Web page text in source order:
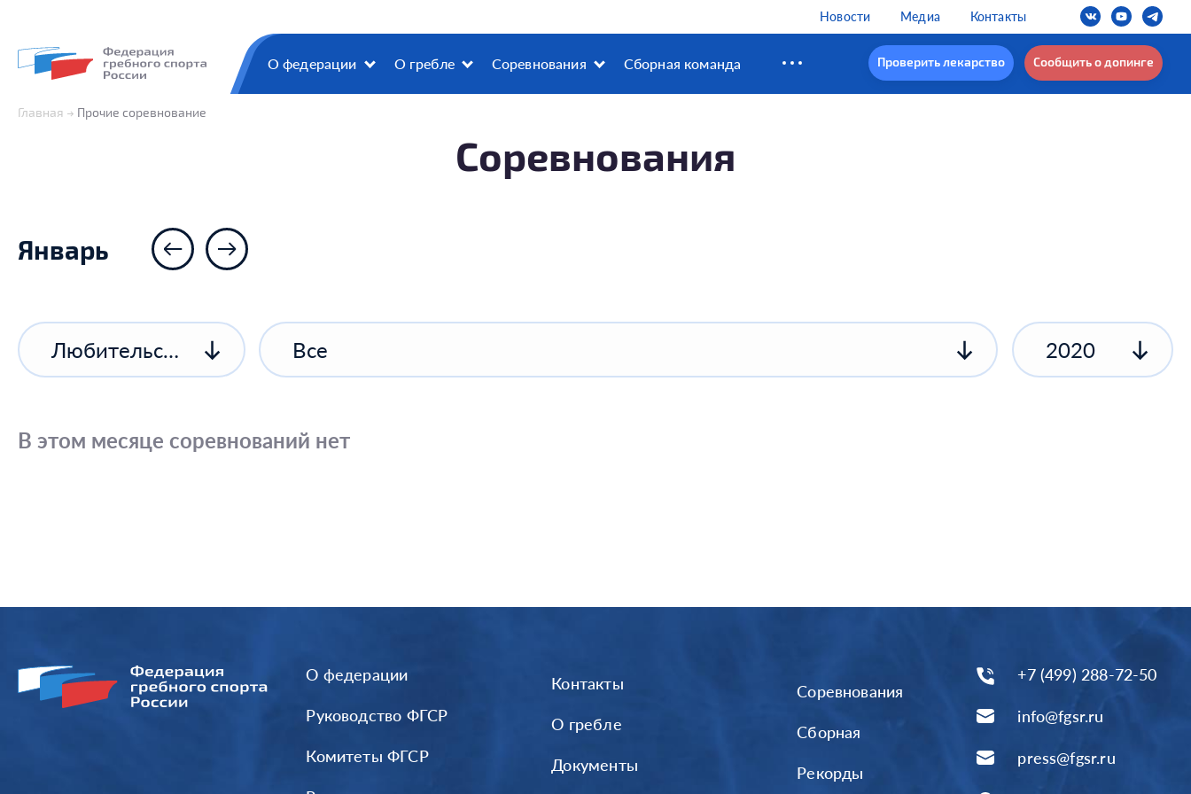
Новости Медиа Контакты
О федерации О гребле Соревнования Сборная команда Проверить лекарство Сообщить о допинге
Главная Прочие соревнование
Соревнования
Январь
Любительские соревнования Все 2020
В этом месяце соревнований нет
О федерации
Руководство ФГСР
Комитеты ФГСР
Контакты
О гребле
Документы
Соревнования
Сборная
Рекорды
+7 (499) 288-72-50
info@fgsr.ru
press@fgsr.ru